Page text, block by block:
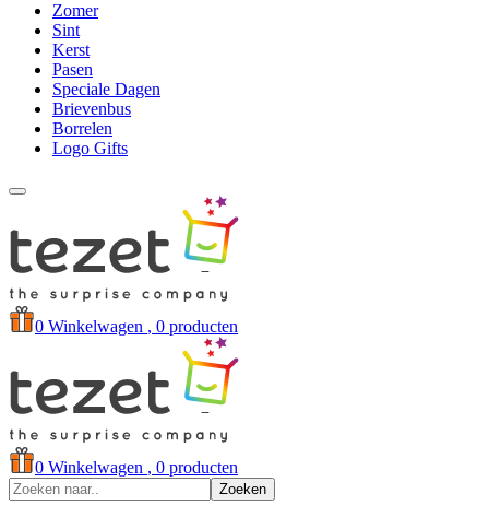
Zomer
Sint
Kerst
Pasen
Speciale Dagen
Brievenbus
Borrelen
Logo Gifts
0 Winkelwagen , 0 producten
0 Winkelwagen , 0 producten
Zoeken